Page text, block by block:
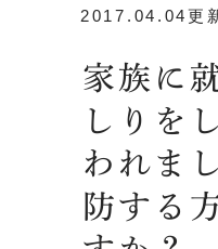
2017.04.04更
家族に
しりを
われま
防する